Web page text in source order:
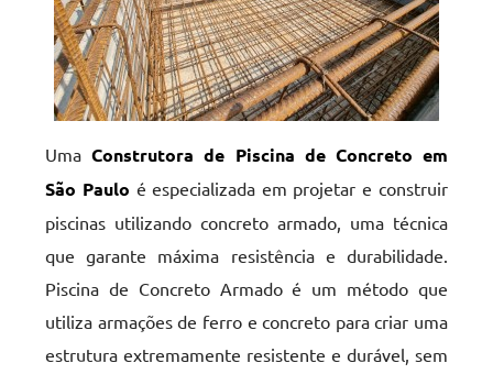
UmaConstrutora de Piscina de Concreto em
São Paulo é especializada em projetar e construir
piscinas utilizando concreto armado, uma técnica
que garante máxima resistência e durabilidade.
Piscina de Concreto Armado é um método que
utiliza armações de ferro e concreto para criar uma
estrutura extremamente resistente e durável, sem